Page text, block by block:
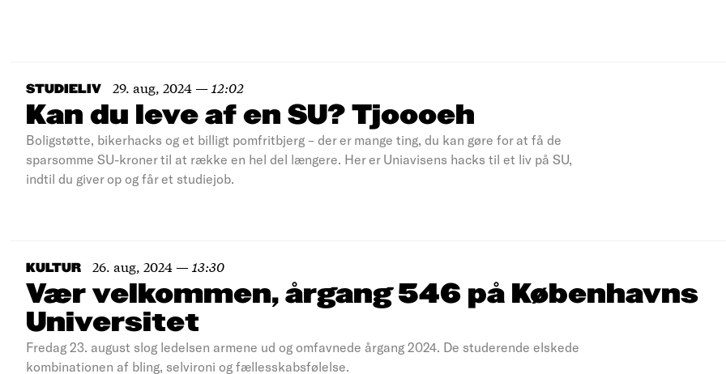
STUDIELIV 29. aug, 2024— 12:02
Kan du leve af en SU? Tjoooeh
Boligstøtte, bikerhacks og et billigt pomfritbjerg – der er mange ting, du kan gøre for at få de
sparsomme SU-kroner til at række en hel del længere. Her er Uniavisens hacks til et liv på SU,
indtil du giver op og får et studiejob.
KULTUR 26. aug, 2024— 13:30
Vær velkommen, årgang 546 på Københavns
Universitet
Fredag 23. august slog ledelsen armene ud og omfavnede årgang 2024. De studerende elskede
kombinationen af bling, selvironi og fællesskabsfølelse.